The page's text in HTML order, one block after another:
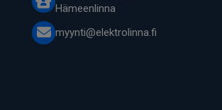
Hämeenlinna
myynti@elektrolinna.fi